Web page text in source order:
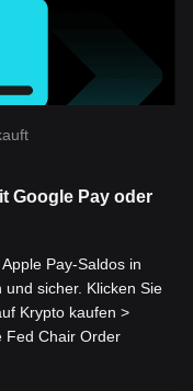
Google Pay oder
Pay-Saldos in
sicher. Klicken Sie
Krypto kaufen >
Fed Chair Order